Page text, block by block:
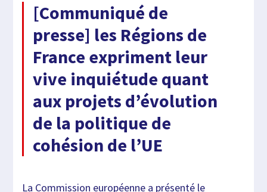
[Communiqué de
presse] les Régions de
France expriment leur
vive inquiétude quant
aux projets d’évolution
de la politique de
cohésion de l’UE
La Commission européenne a présenté le